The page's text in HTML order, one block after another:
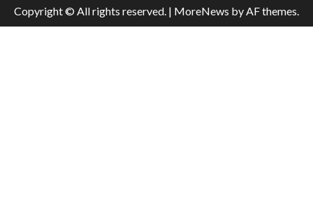
Copyright © All rights reserved. | MoreNews by AF themes.